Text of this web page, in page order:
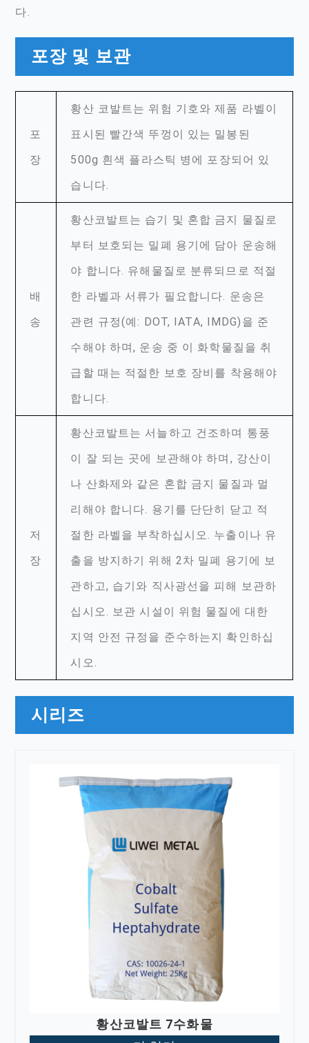
다.
포장 및 보관
포
장
황산 코발트는 위험 기호와 제품 라벨이
표시된 빨간색 뚜껑이 있는 밀봉된
500g 흰색 플라스틱 병에 포장되어 있
습니다.
배
송
황산코발트는 습기 및 혼합 금지 물질로
부터 보호되는 밀폐 용기에 담아 운송해
야 합니다. 유해물질로 분류되므로 적절
한 라벨과 서류가 필요합니다. 운송은
관련 규정(예: DOT, IATA, IMDG)을 준
수해야 하며, 운송 중 이 화학물질을 취
급할 때는 적절한 보호 장비를 착용해야
합니다.
저
장
황산코발트는 서늘하고 건조하며 통풍
이 잘 되는 곳에 보관해야 하며, 강산이
나 산화제와 같은 혼합 금지 물질과 멀
리해야 합니다. 용기를 단단히 닫고 적
절한 라벨을 부착하십시오. 누출이나 유
출을 방지하기 위해 2차 밀폐 용기에 보
관하고, 습기와 직사광선을 피해 보관하
십시오. 보관 시설이 위험 물질에 대한
지역 안전 규정을 준수하는지 확인하십
시오.
시리즈
황산코발트 7수화물